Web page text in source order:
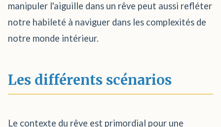
manipuler l'aiguille dans un rêve peut aussi refléter
notre habileté à naviguer dans les complexités de
notre monde intérieur.
Les différents scénarios
Le contexte du rêve est primordial pour une